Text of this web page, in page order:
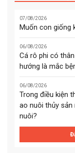
07/08/2026
Muốn con giống
06/08/2026
Cá rô phi có
hướng là mắc
06/08/2026
Trong điều kiện
ao nuôi thủy
nuôi?